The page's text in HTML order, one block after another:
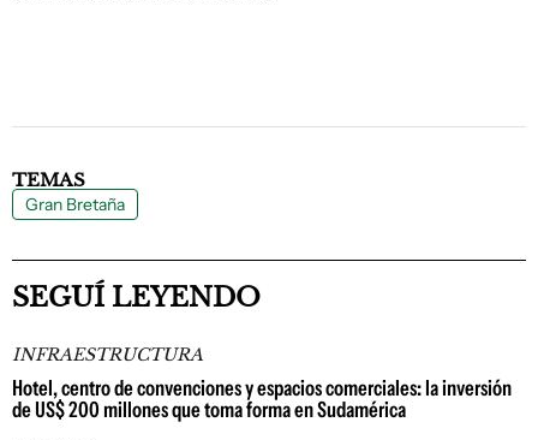
TEMAS
Gran Bretaña
SEGUÍ LEYENDO
INFRAESTRUCTURA
Hotel, centro de convenciones y espacios comerciales: la inversión
de US$ 200 millones que toma forma en Sudamérica